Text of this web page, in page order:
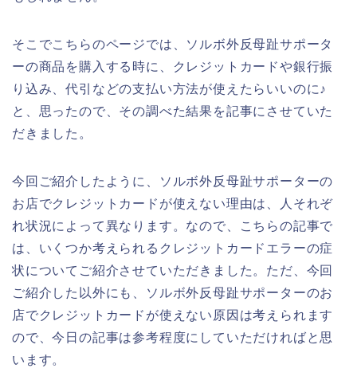
そこでこちらのページでは、ソルボ外反母趾サポータ
ーの商品を購入する時に、クレジットカードや銀行振
り込み、代引などの支払い方法が使えたらいいのに♪
と、思ったので、その調べた結果を記事にさせていた
だきました。
今回ご紹介したように、ソルボ外反母趾サポーターの
お店でクレジットカードが使えない理由は、人それぞ
れ状況によって異なります。なので、こちらの記事で
は、いくつか考えられるクレジットカードエラーの症
状についてご紹介させていただきました。ただ、今回
ご紹介した以外にも、ソルボ外反母趾サポーターのお
店でクレジットカードが使えない原因は考えられます
ので、今日の記事は参考程度にしていただければと思
います。